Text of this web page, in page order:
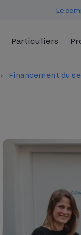
Le
Particuliers
› Financement du